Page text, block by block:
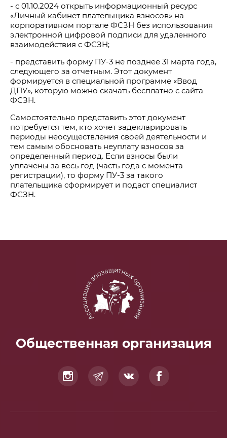
- с 01.10.2024 открыть информационный ресурс
«Личный кабинет плательщика взносов» на
корпоративном портале ФСЗН без использования
электронной цифровой подписи для удаленного
взаимодействия с ФСЗН;
- представить форму ПУ-3 не позднее 31 марта года,
следующего за отчетным. Этот документ
формируется в специальной программе «Ввод
ДПУ», которую можно скачать бесплатно с сайта
ФСЗН.
Самостоятельно представить этот документ
потребуется тем, кто хочет задекларировать
периоды неосуществления своей деятельности и
тем самым обосновать неуплату взносов за
определенный период. Если взносы были
уплачены за весь год (часть года с момента
регистрации), то форму ПУ-3 за такого
плательщика сформирует и подаст специалист
ФСЗН.
Общественная организация